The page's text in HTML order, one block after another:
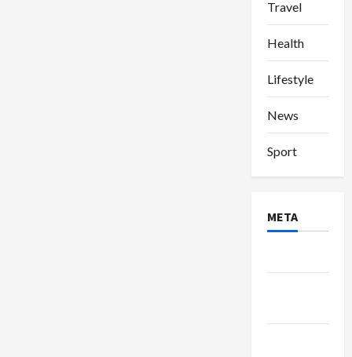
Travel
Health
Lifestyle
News
Sport
META